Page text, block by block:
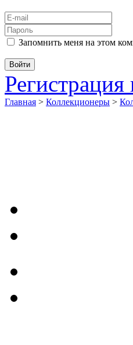
Запомнить меня на этом
Главная > Коллекционеры >